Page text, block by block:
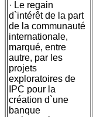
· Le regain
d`intérêt de la part
de la communauté
internationale,
marqué, entre
autre, par les
projets
exploratoires de
IPC pour la
création d`une
banque